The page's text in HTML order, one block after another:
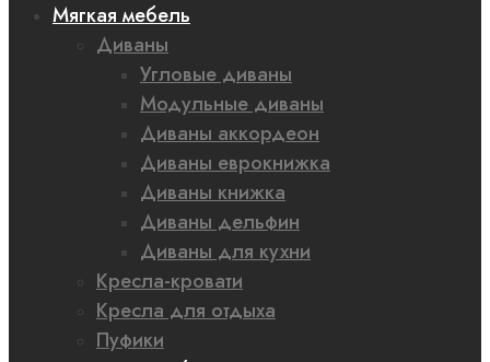
Мягкая мебель
Диваны
Угловые диваны
Модульные диваны
Диваны аккордеон
Диваны еврокнижка
Диваны книжка
Диваны дельфин
Диваны для кухни
Кресла-кровати
Кресла для отдыха
Пуфики